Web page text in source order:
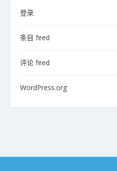
登录
条目 feed
评论 feed
WordPress.org